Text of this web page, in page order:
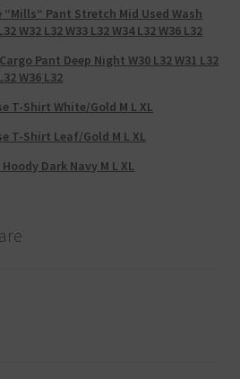
Pant Stretch Mid Used Wash
W32 L32 W33 L32 W34 L32 W36 L32
Pant Deep Night W30 L32 W31 L32
W36 L32
T-Shirt White/Gold M L XL
T-Shirt Leaf/Gold M L XL
Dark Navy M L XL